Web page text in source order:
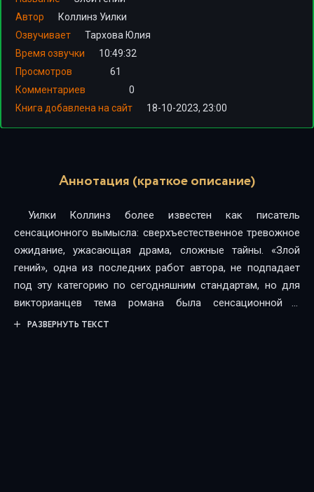
Автор
Коллинз Уилки
Озвучивает
Тархова Юлия
Время озвучки
10:49:32
Просмотров
61
Комментариев
0
Книга добавлена на сайт
18-10-2023, 23:00
Аннотация (краткое описание)
Уилки Коллинз более известен как писатель
сенсационного вымысла: сверхъестественное тревожное
ожидание, ужасающая драма, сложные тайны. «Злой
гений», одна из последних работ автора, не подпадает
под эту категорию по сегодняшним стандартам, но для
викторианцев тема романа была сенсационной и
табуированной. «Злой гений» - это роман о супружеской
РАЗВЕРНУТЬ ТЕКСТ